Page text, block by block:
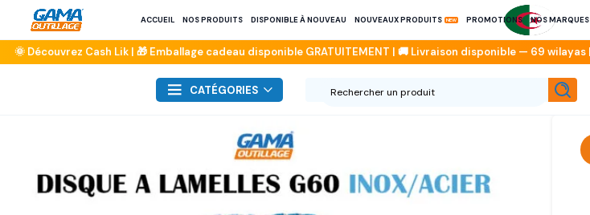
ACCUEIL NOS PRODUITS DISPONIBLE À NOUVEAU NOUVEAUX PRODUITS PROMOTIONS NOS MARQUES
CATÉGORIES